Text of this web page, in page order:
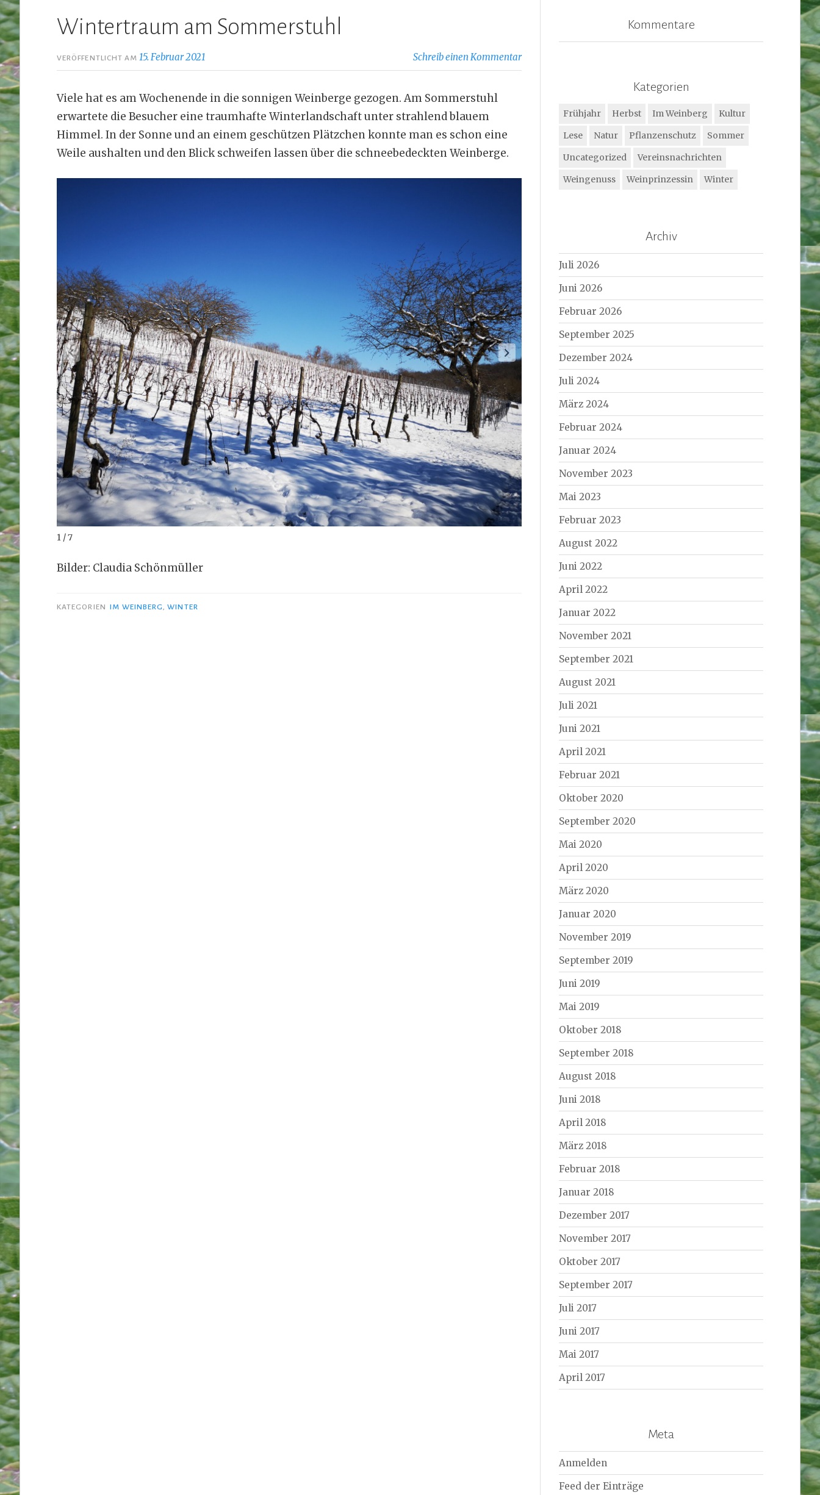
Wintertraum am Sommerstuhl
VERÖFFENTLICHT AM15. Februar 2021 Schreib einen Kommentar
Viele hat es am Wochenende in die sonnigen Weinberge gezogen. Am Sommerstuhl
erwartete die Besucher eine traumhafte Winterlandschaft unter strahlend blauem
Himmel. In der Sonne und an einem geschützen Plätzchen konnte man es schon eine
Weile aushalten und den Blick schweifen lassen über die schneebedeckten Weinberge.
1 / 7
Bilder: Claudia Schönmüller
KATEGORIEN IM WEINBERG ,WINTER
Kommentare
Kategorien
Frühjahr Herbst Im Weinberg
Kultur
Lese
Natur Pflanzenschutz
Sommer
Uncategorized
Vereinsnachrichten
Weingenuss
Weinprinzessin Winter
Archiv
Juli 2026
Juni 2026
Februar 2026
September 2025
Dezember 2024
Juli 2024
März 2024
Februar 2024
Januar 2024
November 2023
Mai 2023
Februar 2023
August 2022
Juni 2022
April 2022
Januar 2022
November 2021
September 2021
August 2021
Juli 2021
Juni 2021
April 2021
Februar 2021
Oktober 2020
September 2020
Mai 2020
April 2020
März 2020
Januar 2020
November 2019
September 2019
Juni 2019
Mai 2019
Oktober 2018
September 2018
August 2018
Juni 2018
April 2018
März 2018
Februar 2018
Januar 2018
Dezember 2017
November 2017
Oktober 2017
September 2017
Juli 2017
Juni 2017
Mai 2017
April 2017
Meta
Anmelden
Feed der Einträge